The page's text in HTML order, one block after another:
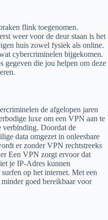
flink toegenomen.
weer voor de deur staan is het
huis zowel fysiek als online.
cybercriminelen bijgekomen.
gegeven die jou helpen om deze
de afgelopen jaren
luxe om een VPN aan te
verbinding. Doordat de
data omgezet in onleesbare
er zonder VPN rechtstreeks
Een VPN zorgt ervoor dat
je IP-Adres kunnen
op het internet. Met een
goed bereikbaar voor